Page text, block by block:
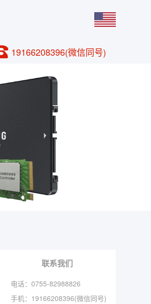
19166208396(微信同号)
联系我们
电话：0755-82988826
手机： 19166208396(微信同号)